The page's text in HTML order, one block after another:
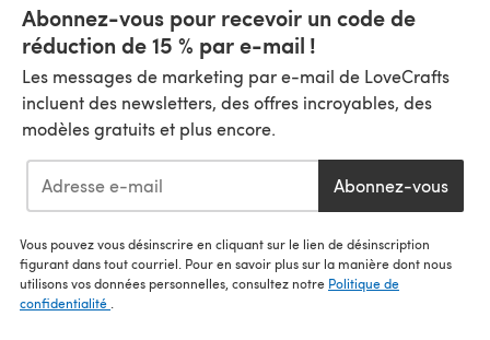
Abonnez-vous pour recevoir un code de
réduction de 15 % par e-mail !
Les messages de marketing par e-mail de LoveCrafts
incluent des newsletters, des offres incroyables, des
modèles gratuits et plus encore.
Abonnez-vous
Vous pouvez vous désinscrire en cliquant sur le lien de désinscription
figurant dans tout courriel. Pour en savoir plus sur la manière dont nous
utilisons vos données personnelles, consultez notre Politique de
confidentialité